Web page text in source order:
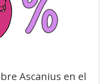
Ascanius en el